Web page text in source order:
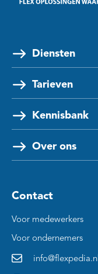
Diensten
Tarieven
Kennisbank
Over ons
Contact
Voor medewerkers
Voor ondernemers
info@flexpedia.nl